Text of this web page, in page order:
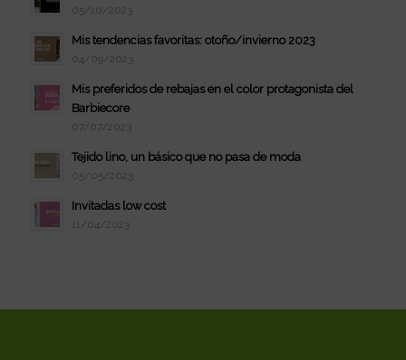
05/10/2023
Mis tendencias favoritas: otoño/invierno 2023
04/09/2023
Mis preferidos de rebajas en el color protagonista del
Barbiecore
07/07/2023
Tejido lino, un básico que no pasa de moda
05/05/2023
Invitadas low cost
11/04/2023